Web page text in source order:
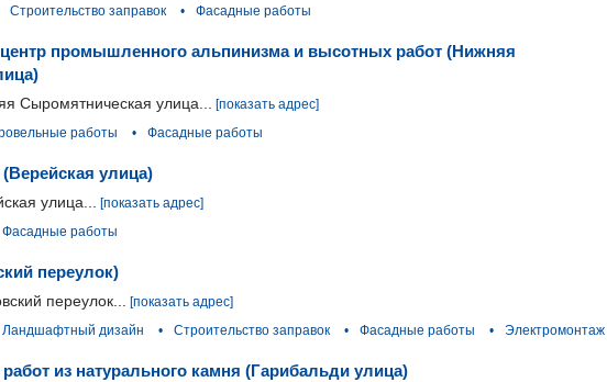
Строительство заправок • Фасадные работы
промышленного альпинизма и высотных работ (Нижняя
Сыромятническая улица... [показать адрес]
работы • Фасадные работы
улица)
улица...
[показать адрес]
Фасадные работы
переулок)
переулок...
[показать адрес]
Ландшафтный дизайн • Строительство заправок • Фасадные работы • Электромонтаж
из натурального камня (Гарибальди улица)